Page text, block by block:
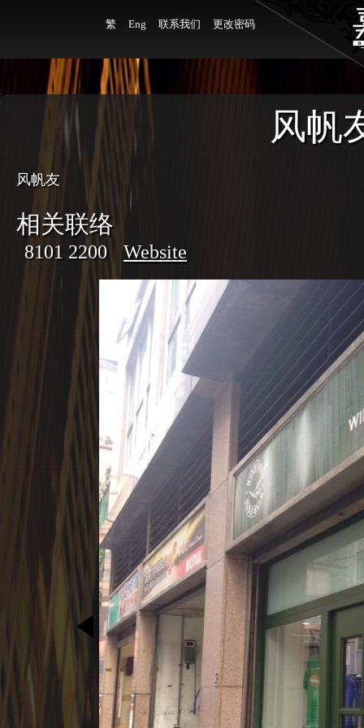
繁 Eng 联系我们 更改密码
风帆
风帆友
相关联络
8101 2200 Website